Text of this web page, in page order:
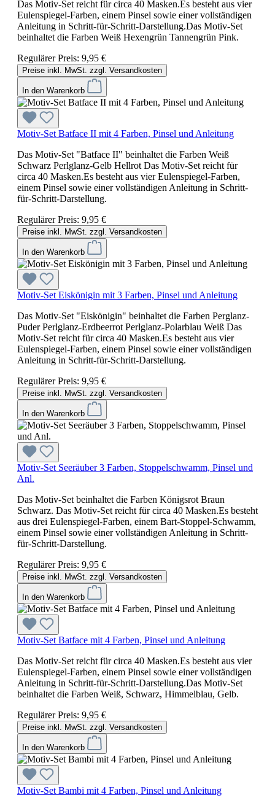
Das Motiv-Set reicht für circa 40 Masken.Es besteht aus vier
Eulenspiegel-Farben, einem Pinsel sowie einer vollständigen
Anleitung in Schritt-für-Schritt-Darstellung.Das Motiv-Set
beinhaltet die Farben Weiß Hexengrün Tannengrün Pink.
Regulärer Preis: 9,95 €
Preise inkl. MwSt. zzgl. Versandkosten
In den Warenkorb
Motiv-Set Batface II mit 4 Farben, Pinsel und Anleitung
Das Motiv-Set "Batface II" beinhaltet die Farben Weiß
Schwarz Perlglanz-Gelb Hellrot Das Motiv-Set reicht für
circa 40 Masken.Es besteht aus vier Eulenspiegel-Farben,
einem Pinsel sowie einer vollständigen Anleitung in Schritt-
für-Schritt-Darstellung.
Regulärer Preis: 9,95 €
Preise inkl. MwSt. zzgl. Versandkosten
In den Warenkorb
Motiv-Set Eiskönigin mit 3 Farben, Pinsel und Anleitung
Das Motiv-Set "Eiskönigin" beinhaltet die Farben Perglanz-
Puder Perlglanz-Erdbeerrot Perlglanz-Polarblau Weiß Das
Motiv-Set reicht für circa 40 Masken.Es besteht aus vier
Eulenspiegel-Farben, einem Pinsel sowie einer vollständigen
Anleitung in Schritt-für-Schritt-Darstellung.
Regulärer Preis: 9,95 €
Preise inkl. MwSt. zzgl. Versandkosten
In den Warenkorb
Motiv-Set Seeräuber 3 Farben, Stoppelschwamm, Pinsel und
Anl.
Das Motiv-Set beinhaltet die Farben Königsrot Braun
Schwarz. Das Motiv-Set reicht für circa 40 Masken.Es besteht
aus drei Eulenspiegel-Farben, einem Bart-Stoppel-Schwamm,
einem Pinsel sowie einer vollständigen Anleitung in Schritt-
für-Schritt-Darstellung.
Regulärer Preis: 9,95 €
Preise inkl. MwSt. zzgl. Versandkosten
In den Warenkorb
Motiv-Set Batface mit 4 Farben, Pinsel und Anleitung
Das Motiv-Set reicht für circa 40 Masken.Es besteht aus vier
Eulenspiegel-Farben, einem Pinsel sowie einer vollständigen
Anleitung in Schritt-für-Schritt-Darstellung.Das Motiv-Set
beinhaltet die Farben Weiß, Schwarz, Himmelblau, Gelb.
Regulärer Preis: 9,95 €
Preise inkl. MwSt. zzgl. Versandkosten
In den Warenkorb
Motiv-Set Bambi mit 4 Farben, Pinsel und Anleitung